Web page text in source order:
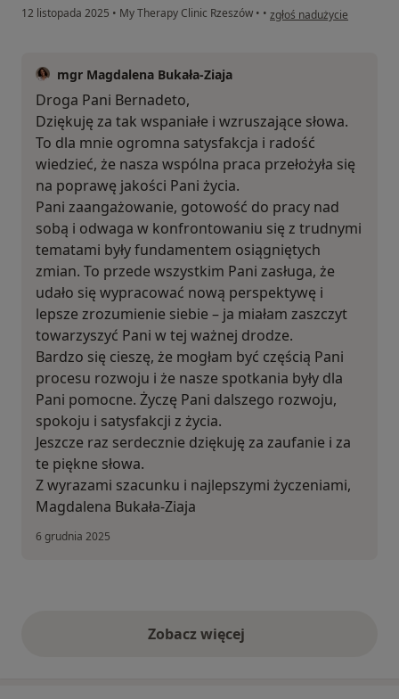
12 listopada 2025 • My Therapy Clinic Rzeszów • • w opinii użytkownika
zgłoś nadużycie
mgr Magdalena Bukała-Ziaja
Droga Pani Bernadeto,
Dziękuję za tak wspaniałe i wzruszające słowa.
To dla mnie ogromna satysfakcja i radość
wiedzieć, że nasza wspólna praca przełożyła się
na poprawę jakości Pani życia.
Pani zaangażowanie, gotowość do pracy nad
sobą i odwaga w konfrontowaniu się z trudnymi
tematami były fundamentem osiągniętych
zmian. To przede wszystkim Pani zasługa, że
udało się wypracować nową perspektywę i
lepsze zrozumienie siebie – ja miałam zaszczyt
towarzyszyć Pani w tej ważnej drodze.
Bardzo się cieszę, że mogłam być częścią Pani
procesu rozwoju i że nasze spotkania były dla
Pani pomocne. Życzę Pani dalszego rozwoju,
spokoju i satysfakcji z życia.
Jeszcze raz serdecznie dziękuję za zaufanie i za
te piękne słowa.
Z wyrazami szacunku i najlepszymi życzeniami,
Magdalena Bukała-Ziaja
6 grudnia 2025
Zobacz więcejopinie powyżej